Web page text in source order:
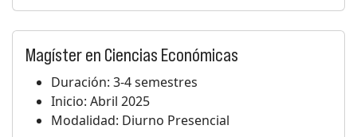
Magíster en Ciencias Económicas
Duración: 3-4 semestres
Inicio: Abril 2025
Modalidad: Diurno Presencial